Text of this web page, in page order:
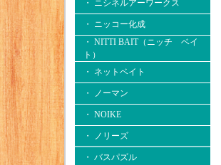
・ ニシネルアーワークス
・ ニッコー化成
・ NITTI BAIT（ニッチ ベイ
ト）
・ ネットベイト
・ ノーマン
・ NOIKE
・ ノリーズ
・ バスパズル